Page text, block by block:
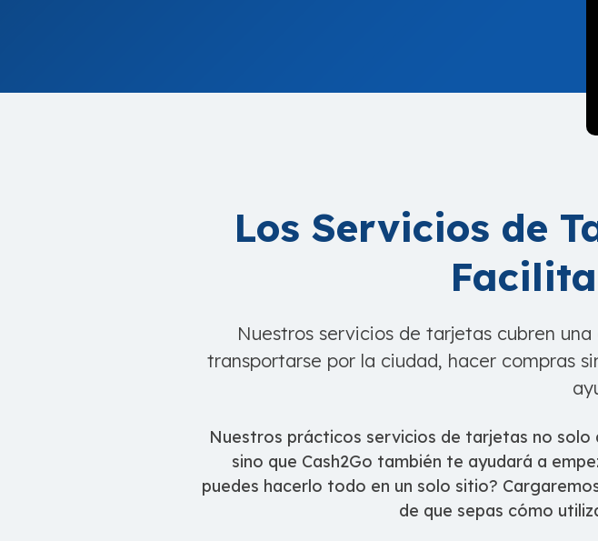
Los Servicios de
Nuestros servicios de tarjetas cubren
transportarse por la ciudad, hacer compras
Nuestros prácticos servicios de tarjetas no solo
sino que Cash2Go también te ayudará a
puedes hacerlo todo en un solo sitio?
de que sepas cómo